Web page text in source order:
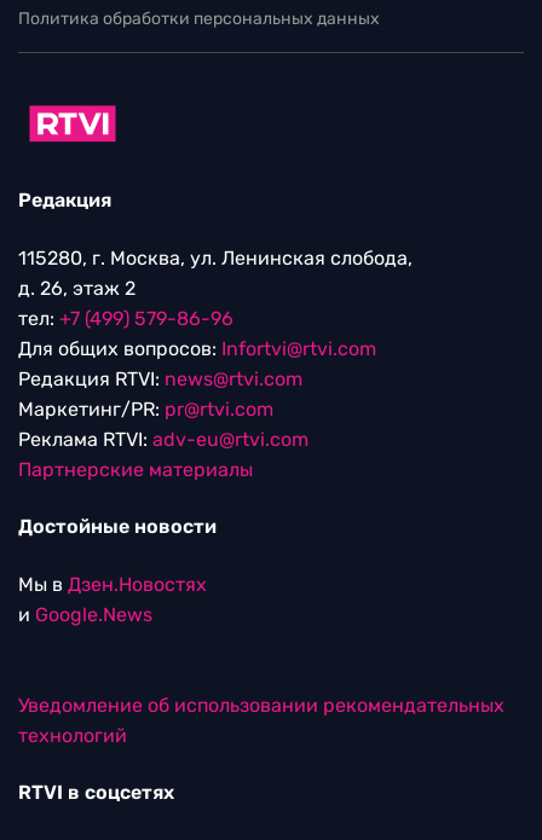
Политика обработки персональных данных
Редакция
115280, г. Москва, ул. Ленинская слобода,
д. 26, этаж 2
тел: +7 (499) 579-86-96
Для общих вопросов: Infortvi@rtvi.com
Редакция RTVI: news@rtvi.com
Маркетинг/PR: pr@rtvi.com
Реклама RTVI: adv-eu@rtvi.com
Партнерские материалы
Достойные новости
Мы в Дзен.Новостях
и Google.News
Уведомление об использовании рекомендательных
технологий
RTVI в соцсетях